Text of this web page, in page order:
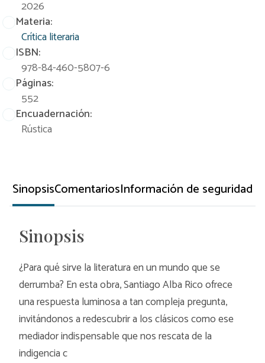
2026
Materia:
Crítica literaria
ISBN:
978-84-460-5807-6
Páginas:
552
Encuadernación:
Rústica
SinopsisComentariosInformación de seguridad
Sinopsis
¿Para qué sirve la literatura en un mundo que se
derrumba? En esta obra, Santiago Alba Rico ofrece
una respuesta luminosa a tan compleja pregunta,
invitándonos a redescubrir a los clásicos como ese
mediador indispensable que nos rescata de la
indigencia c